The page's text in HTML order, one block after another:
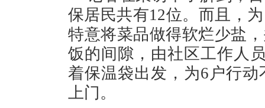
保居民共有12位。而且，
特意将菜品做得软烂少盐
饭的间隙，由社区工作人
着保温袋出发，为6户行
上门。